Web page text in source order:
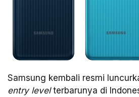
Samsung kembali resmi
entry levelterbarunya di